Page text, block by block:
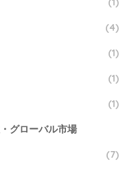
(4)
(1)
(1)
(1)
グローバル市場
(7)